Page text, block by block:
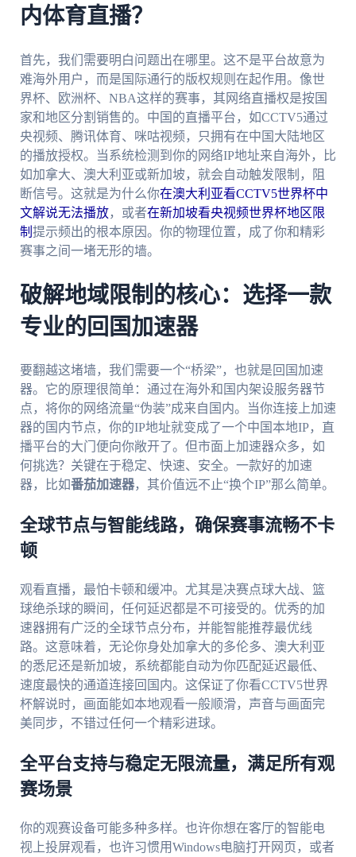
内体育直播？
首先，我们需要明白问题出在哪里。这不是平台故意为
难海外用户，而是国际通行的版权规则在起作用。像世
界杯、欧洲杯、NBA这样的赛事，其网络直播权是按国
家和地区分割销售的。中国的直播平台，如CCTV5通过
央视频、腾讯体育、咪咕视频，只拥有在中国大陆地区
的播放授权。当系统检测到你的网络IP地址来自海外，比
如加拿大、澳大利亚或新加坡，就会自动触发限制，阻
断信号。这就是为什么你在澳大利亚看CCTV5世界杯中
文解说无法播放，或者在新加坡看央视频世界杯地区限
制 提示频出的根本原因。你的物理位置，成了你和精彩
赛事之间一堵无形的墙。
破解地域限制的核心：选择一款
专业的回国加速器
要翻越这堵墙，我们需要一个“桥梁”，也就是回国加速
器。它的原理很简单：通过在海外和国内架设服务器节
点，将你的网络流量“伪装”成来自国内。当你连接上加速
器的国内节点，你的IP地址就变成了一个中国本地IP，直
播平台的大门便向你敞开了。但市面上加速器众多，如
何挑选？关键在于稳定、快速、安全。一款好的加速
器，比如番茄加速器，其价值远不止“换个IP”那么简单。
全球节点与智能线路，确保赛事流畅不卡
顿
观看直播，最怕卡顿和缓冲。尤其是决赛点球大战、篮
球绝杀球的瞬间，任何延迟都是不可接受的。优秀的加
速器拥有广泛的全球节点分布，并能智能推荐最优线
路。这意味着，无论你身处加拿大的多伦多、澳大利亚
的悉尼还是新加坡，系统都能自动为你匹配延迟最低、
速度最快的通道连接回国内。这保证了你看CCTV5世界
杯解说时，画面能如本地观看一般顺滑，声音与画面完
美同步，不错过任何一个精彩进球。
全平台支持与稳定无限流量，满足所有观
赛场景
你的观赛设备可能多种多样。也许你想在客厅的智能电
视上投屏观看，也许习惯用Windows电脑打开网页，或者